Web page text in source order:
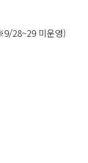
28~29 미운영)